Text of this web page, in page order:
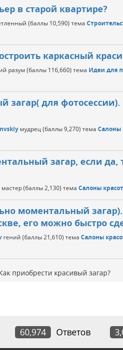
в старой квартире?
(баллы 10,590) тема
каркасный
разум (баллы 116,660) тема Идеи для
загар( для
мудрец(баллы9,270) тема Салоны
загар, если да,
мастер(баллы2,130) тема Салоны
моментальный
его можно быстро
гений (баллы21,610) тема Салоны
приобрести красивый загар?
60,974 Ответов